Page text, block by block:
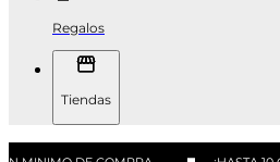
Regalos
Tiendas